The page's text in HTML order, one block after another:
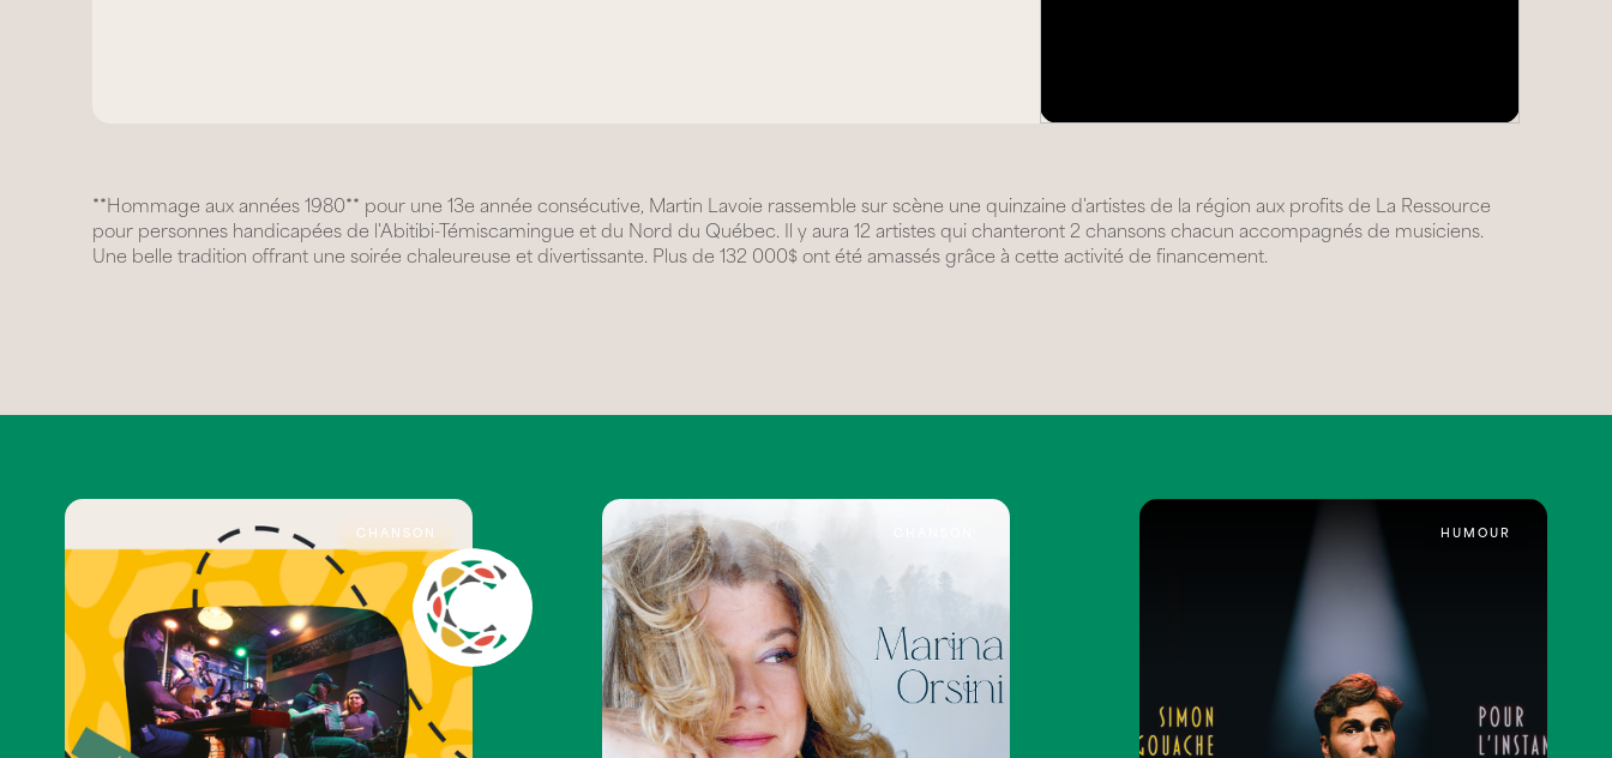
**Hommage aux années 1980** pour une 13e année consécutive, Martin Lavoie rassemble sur scène une quinzaine d'artistes de la région aux profits de La Ressource
pour personnes handicapées de l'Abitibi-Témiscamingue et du Nord du Québec. Il y aura 12 artistes qui chanteront 2 chansons chacun accompagnés de musiciens.
Une belle tradition offrant une soirée chaleureuse et divertissante. Plus de 132 000$ ont été amassés grâce à cette activité de financement.
CHANSON HUMOUR